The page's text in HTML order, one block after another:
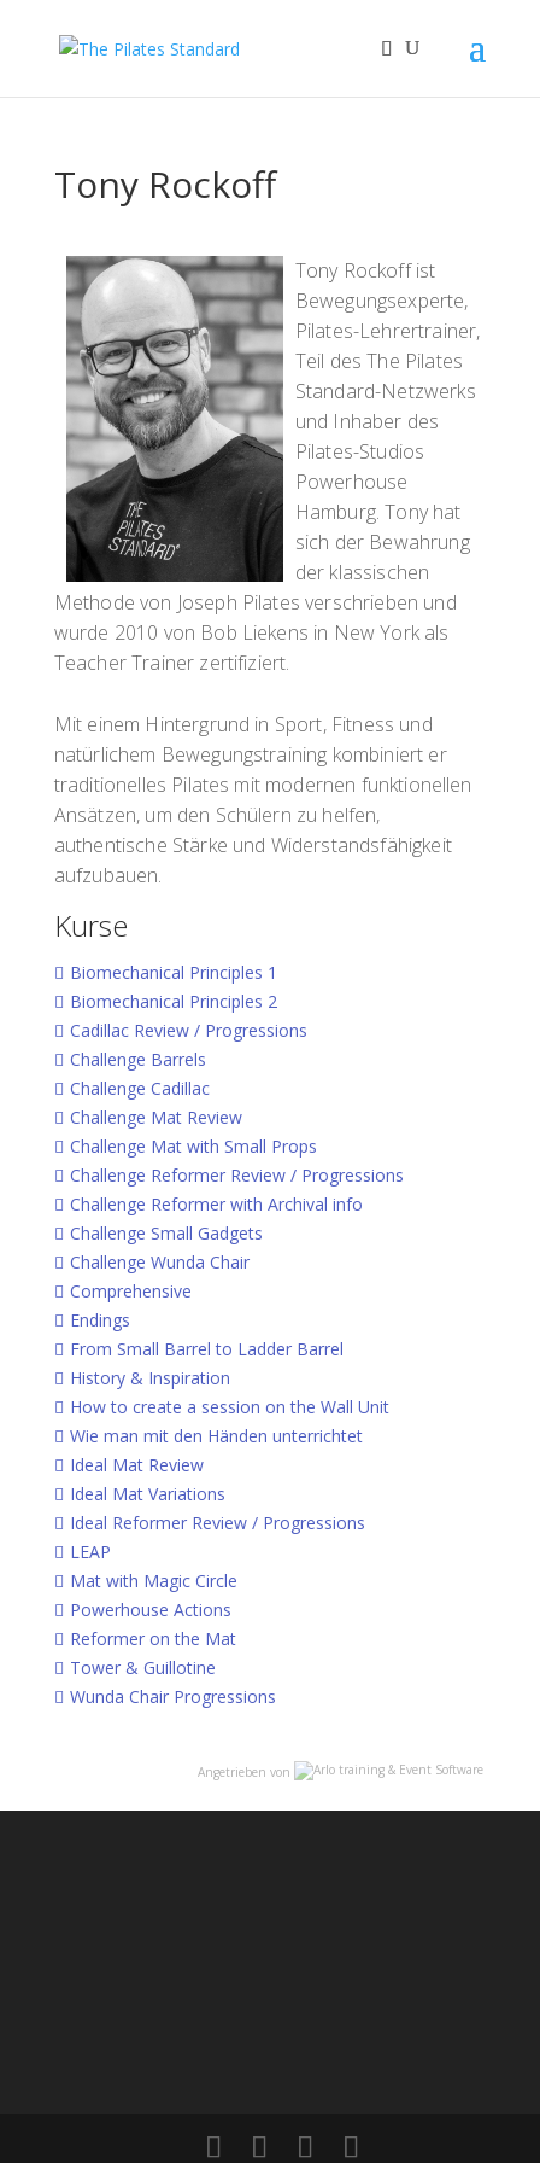
Tony Rockoff
Tony Rockoff ist
Bewegungsexperte,
Pilates-Lehrertrainer,
Teil des The Pilates
Standard-Netzwerks
und Inhaber des
Pilates-Studios
Powerhouse
Hamburg. Tony hat
sich der Bewahrung
der klassischen
Methode von Joseph Pilates verschrieben und
wurde 2010 von Bob Liekens in New York als
Teacher Trainer zertifiziert.
Mit einem Hintergrund in Sport, Fitness und
natürlichem Bewegungstraining kombiniert er
traditionelles Pilates mit modernen funktionellen
Ansätzen, um den Schülern zu helfen,
authentische Stärke und Widerstandsfähigkeit
aufzubauen.
Kurse
Biomechanical Principles 1
Biomechanical Principles 2
Cadillac Review / Progressions
Challenge Barrels
Challenge Cadillac
Challenge Mat Review
Challenge Mat with Small Props
Challenge Reformer Review / Progressions
Challenge Reformer with Archival info
Challenge Small Gadgets
Challenge Wunda Chair
Comprehensive
Endings
From Small Barrel to Ladder Barrel
History & Inspiration
How to create a session on the Wall Unit
Wie man mit den Händen unterrichtet
Ideal Mat Review
Ideal Mat Variations
Ideal Reformer Review / Progressions
LEAP
Mat with Magic Circle
Powerhouse Actions
Reformer on the Mat
Tower & Guillotine
Wunda Chair Progressions
Angetrieben von